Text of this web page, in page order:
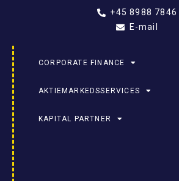
+45 8988 7846
E-mail
CORPORATE FINANCE
AKTIEMARKEDSSERVICES
KAPITAL PARTNER